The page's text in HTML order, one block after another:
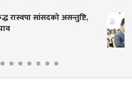
संसदमा हर्कराज राईको सरकारलाई प्रश्नै-प्रश्न,
लिपुलेकदेखि सहकारी पीडितसम्म उठाए मुद्दा